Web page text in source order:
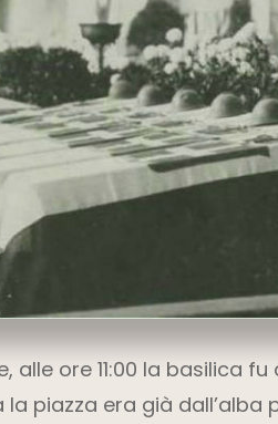
alle ore 11:00 la basilica
piazza era già dall’alba